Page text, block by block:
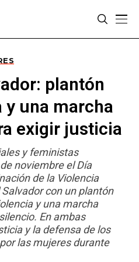
plantón
una marcha
exigir justicia
y feministas
noviembre el Día
de la Violencia
con un plantón
y una marcha
En ambas
y la defensa de los
las mujeres durante